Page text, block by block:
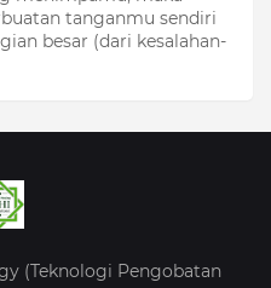
tanganmu sendiri
besar (dari kesalahan-
(Teknologi Pengobatan